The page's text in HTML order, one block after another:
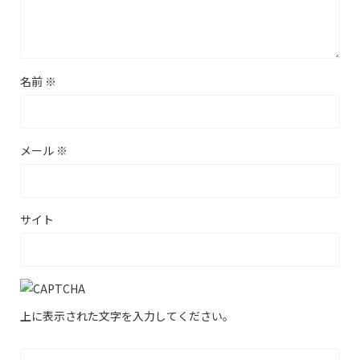
名前 ※
メール ※
サイト
上に表示された文字を入力してください。